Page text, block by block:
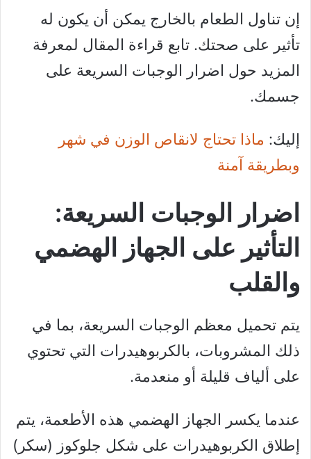
إن تناول الطعام بالخارج يمكن أن يكون له
تأثير على صحتك. تابع قراءة المقال لمعرفة
المزيد حول اضرار الوجبات السريعة على
جسمك.
إليك: ماذا تحتاج لانقاص الوزن في شهر
وبطريقة آمنة
اضرار الوجبات السريعة:
التأثير على الجهاز الهضمي
والقلب
يتم تحميل معظم الوجبات السريعة، بما في
ذلك المشروبات، بالكربوهيدرات التي تحتوي
على ألياف قليلة أو منعدمة.
عندما يكسر الجهاز الهضمي هذه الأطعمة، يتم
إطلاق الكربوهيدرات على شكل جلوكوز (سكر)